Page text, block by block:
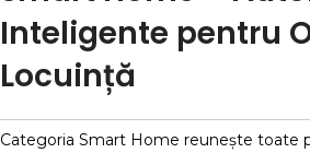
Inteligente pentru
Locuință
Categoria Smart Home reunește toate